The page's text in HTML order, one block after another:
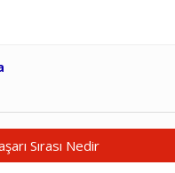
Sırası Nedir